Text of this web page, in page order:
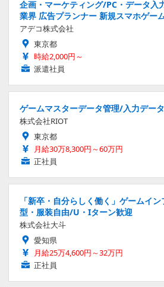
企画・マーケティング/PC・データ入
業界 広告プランナー 新規スマホゲー
アデコ株式会社
東京都
時給2,000円～
派遣社員
ゲームマスターデータ管理/入力デー
株式会社RIOT
東京都
月給30万8,300円～60万円
正社員
「新卒・自分らしく働く」ゲームイ
型・服装自由/U・Iターン歓迎
株式会社大斗
愛知県
月給25万4,600円～32万円
正社員